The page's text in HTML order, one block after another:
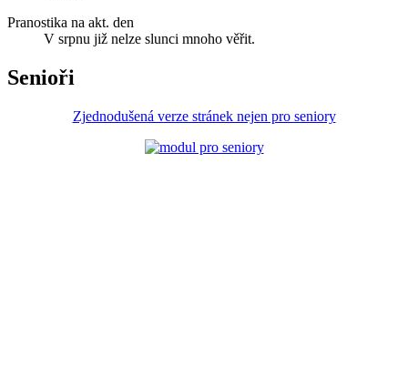
Pranostika na akt. den
V srpnu již nelze slunci mnoho věřit.
Senioři
Zjednodušená verze stránek nejen pro seniory